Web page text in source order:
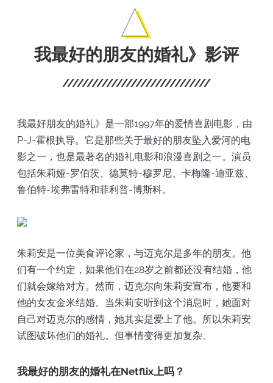
我最好的朋友的婚礼》影评
我最好朋友的婚礼》是一部1997年的爱情喜剧电影，由
P-J-霍根执导。它是那些关于最好的朋友坠入爱河的电
影之一，也是最著名的婚礼电影和浪漫喜剧之一。演员
包括朱莉娅-罗伯茨、德莫特-穆罗尼、卡梅隆-迪亚兹、
鲁伯特-埃弗雷特和菲利普-博斯科。
朱莉安是一位美食评论家，与迈克尔是多年的朋友。他
们有一个约定，如果他们在28岁之前都还没有结婚，他
们就会嫁给对方。然而，迈克尔向朱莉安宣布，他要和
他的女友金米结婚。当朱莉安听到这个消息时，她面对
自己对迈克尔的感情，她其实是爱上了他。所以朱莉安
试图破坏他们的婚礼。但事情变得更加复杂。
我最好的朋友的婚礼在Netflix上吗？